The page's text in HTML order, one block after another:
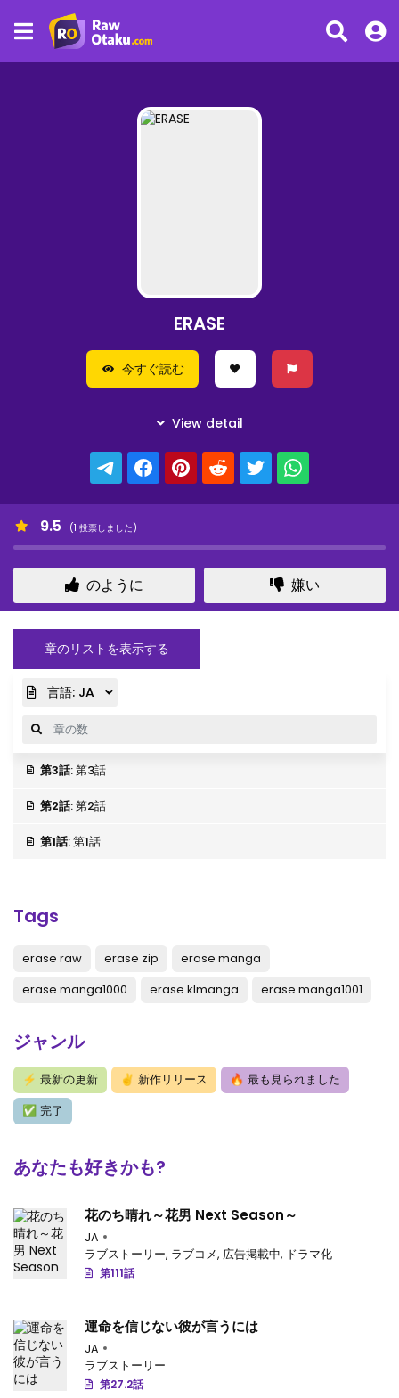
ERASE
今すぐ読む
9.5 (1 投票しました)
のように 嫌い
章のリストを表示する
言語: JA
第3話: 第3話
第2話: 第2話
第1話: 第1話
Tags
erase raw erase zip
erase manga
erase manga1000
erase klmanga erase manga1001
ジャンル
⚡ 最新の更新 ✌ 新作リリース 🔥 最も見られました
✅ 完了
あなたも好きかも?
花のち晴れ～花男 Next Season～
JA
ラブストーリー, ラブコメ, 広告掲載中, ドラマ化
第111話
運命を信じない彼が言うには
JA
ラブストーリー
第27.2話